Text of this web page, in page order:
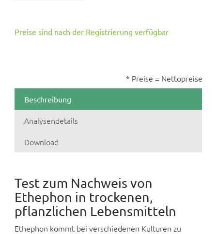
Preise sind nach der Registrierung verfügbar
* Preise = Nettopreise
Beschreibung
Analysendetails
Download
Test zum Nachweis von
Ethephon in trockenen,
pflanzlichen Lebensmitteln
Ethephon kommt bei verschiedenen Kulturen zu